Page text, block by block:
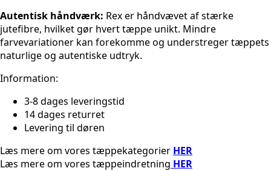
Autentisk håndværk: Rex er håndvævet af stærke
jutefibre, hvilket gør hvert tæppe unikt. Mindre
farvevariationer kan forekomme og understreger tæppets
naturlige og autentiske udtryk.
Information:
3-8 dages leveringstid
14 dages returret
Levering til døren
Læs mere om vores tæppekategorier HER
Læs mere om vores tæppeindretning HER